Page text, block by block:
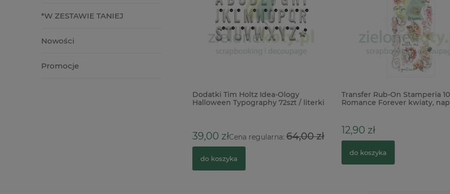
*W ZESTAWIE TANIEJ
Nowości
Promocje
Dodatki Tim Holtz Idea-Ology
Halloween Typography 72szt / literki
39,00 złCena regularna: 64,00 zł
do koszyka
Transfer Rub-On Stamperia
Romance Forever kwiaty,
12,90 zł
do koszyka